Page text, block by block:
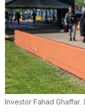
Investor Fahad Ghaffar. (